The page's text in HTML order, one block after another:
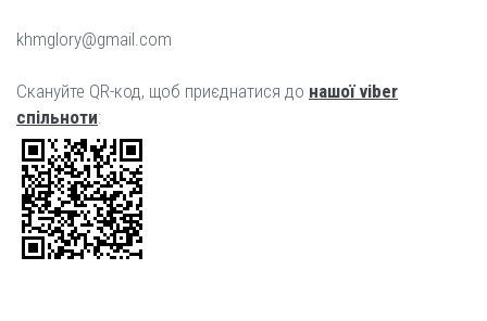
khmglory@gmail.com
Скануйте QR-код, щоб приєднатися до нашої viber
спільноти: